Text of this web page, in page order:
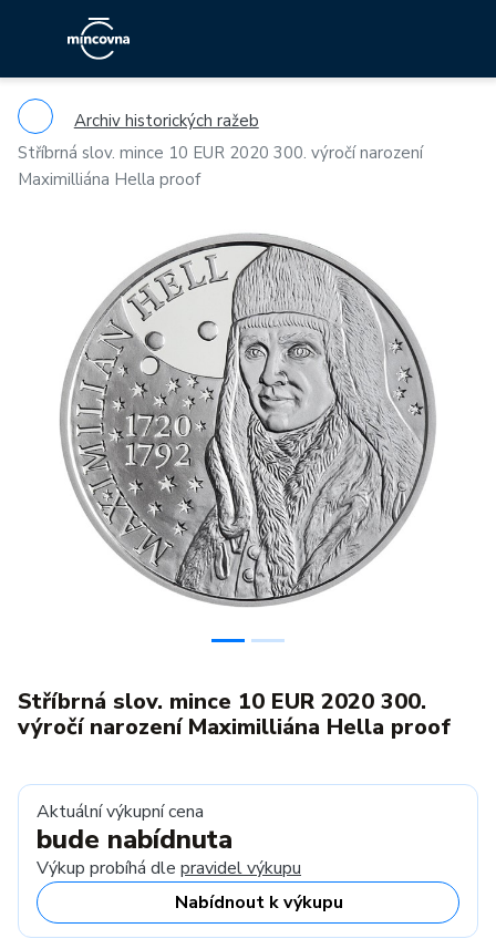
Archiv historických ražeb
Stříbrná slov. mince 10 EUR 2020 300. výročí narození
Maximilliána Hella proof
Previous
Stříbrná slov. mince 10 EUR 2020 300.
výročí narození Maximilliána Hella proof
Aktuální výkupní cena
bude nabídnuta
Výkup probíhá dle pravidel výkupu
Nabídnout k výkupu